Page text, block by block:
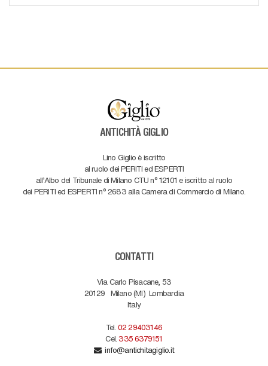
ANTICHITÀ GIGLIO
Lino Giglio è iscritto
al ruolo dei PERITI ed ESPERTI
all'Albo del Tribunale di Milano CTU n° 12101 e iscritto al ruolo
dei PERITI ed ESPERTI n° 2683 alla Camera di Commercio di Milano.
CONTATTI
Via Carlo Pisacane, 53
20129 Milano (MI) Lombardia
Italy
Tel. 02 29403146
Cel. 335 6379151
info@antichitagiglio.it